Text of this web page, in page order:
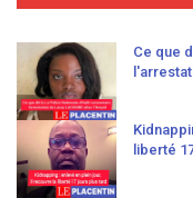
Ce que
liberté